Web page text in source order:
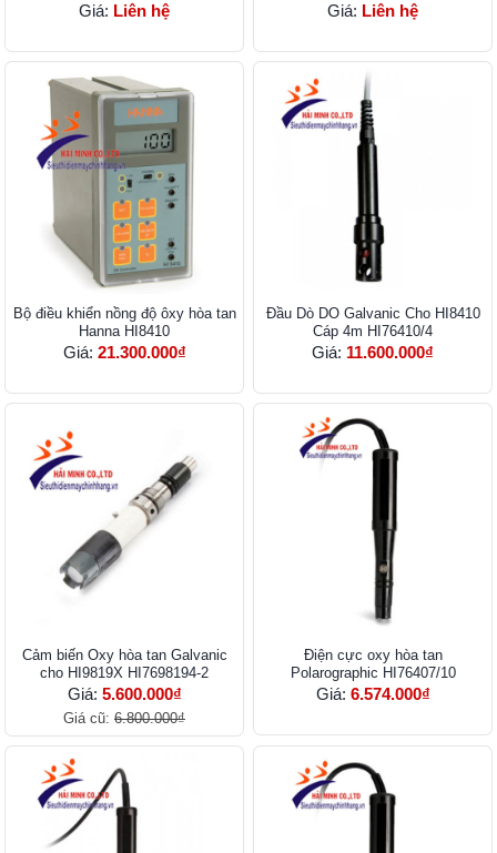
Giá: Liên hệ Giá: Liên hệ
Bộ điều khiển nồng độ ôxy hòa tan
Hanna HI8410
Giá: 21.300.000₫
Đầu Dò DO Galvanic Cho HI8410
Cáp 4m HI76410/4
Giá: 11.600.000₫
Cảm biến Oxy hòa tan Galvanic
cho HI9819X HI7698194-2
Giá: 5.600.000₫
Giá cũ: 6.800.000₫
Điện cực oxy hòa tan
Polarographic HI76407/10
Giá: 6.574.000₫